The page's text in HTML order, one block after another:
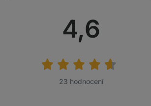
4,6
23 hodnocení